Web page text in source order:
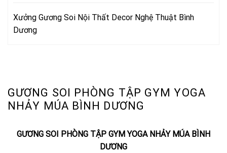
GƯƠNG SOI PHÒNG TẬP GYM YOGA
NHẢY MÚA BÌNH DƯƠNG
GƯƠNG SOI PHÒNG TẬP GYM YOGA NHẢY MÚA BÌNH
DƯƠNG
Xưởng Gương Soi Nội Thất Decor Nghệ Thuật Bình
Dương